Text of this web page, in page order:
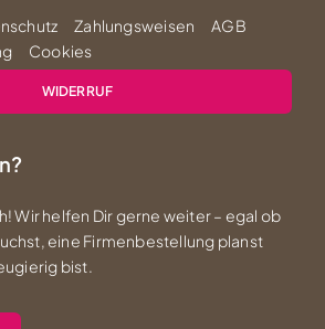
Zahlungsweisen
AGB
Cookies
WIDERRUF
Wir helfen Dir gerne weiter – egal ob
eine Firmenbestellung planst
bist.